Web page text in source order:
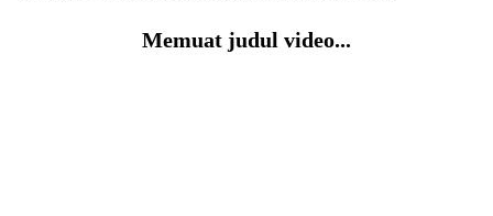
Memuat judul video...